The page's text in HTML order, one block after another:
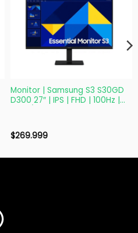
Monitor | Samsung S3 S30GD
D300 27″ | IPS | FHD | 100Hz |
$269.999